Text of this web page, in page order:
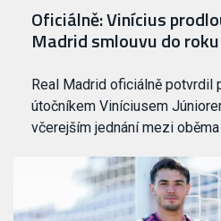
Oficiálně: Vinícius
Madrid smlouvu do
Real Madrid oficiálně potvrdil
útočníkem Viníciusem
včerejším jednání mezi